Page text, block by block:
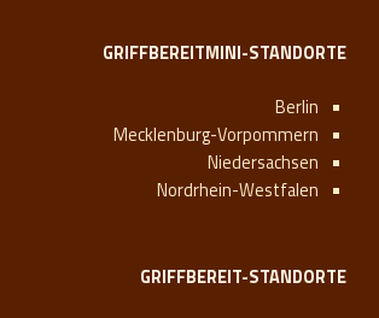
GRIFFBEREITMINI-STANDORTE
Berlin
Mecklenburg-Vorpommern
Niedersachsen
Nordrhein-Westfalen
GRIFFBEREIT-STANDORTE